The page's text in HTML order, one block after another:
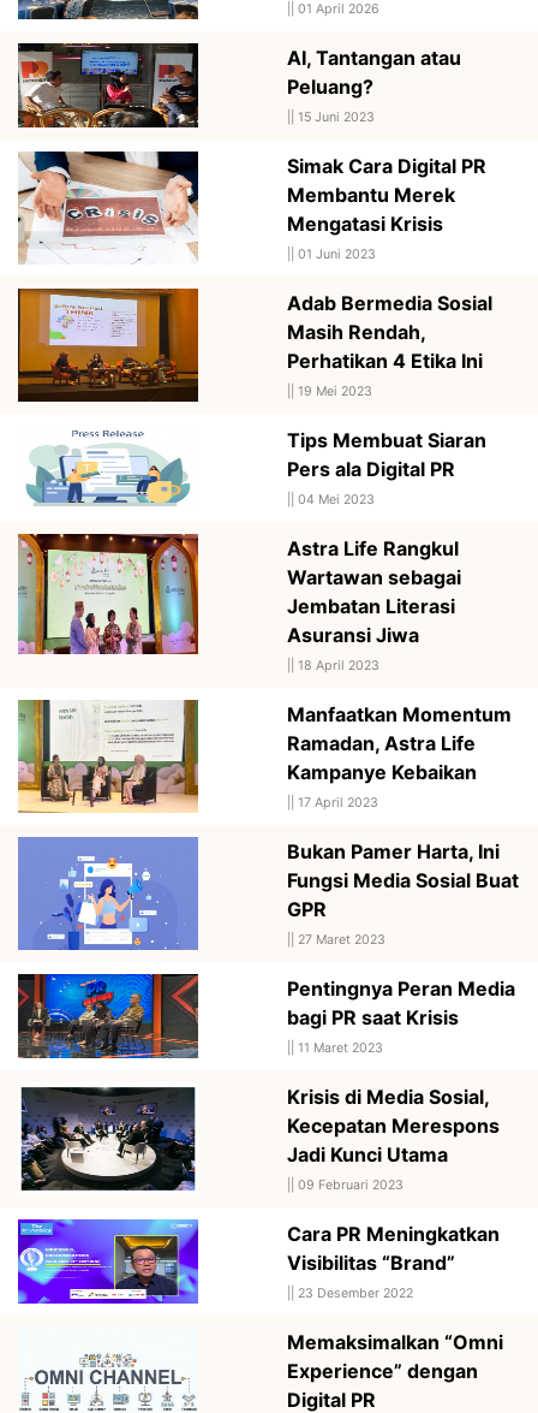
01 April 2026
AI, Tantangan atau
Peluang?
15 Juni 2023
Simak Cara Digital PR
Membantu Merek
Mengatasi Krisis
01 Juni 2023
Adab Bermedia Sosial
Masih Rendah,
Perhatikan 4 Etika Ini
19 Mei 2023
Tips Membuat Siaran
Pers ala Digital PR
04 Mei 2023
Astra Life Rangkul
Wartawan sebagai
Jembatan Literasi
Asuransi Jiwa
18 April 2023
Manfaatkan Momentum
Ramadan, Astra Life
Kampanye Kebaikan
17 April 2023
Bukan Pamer Harta, Ini
Fungsi Media Sosial Buat
GPR
27 Maret 2023
Pentingnya Peran Media
bagi PR saat Krisis
11 Maret 2023
Krisis di Media Sosial,
Kecepatan Merespons
Jadi Kunci Utama
09 Februari 2023
Cara PR Meningkatkan
Visibilitas “Brand”
23 Desember 2022
Memaksimalkan “Omni
Experience” dengan
Digital PR